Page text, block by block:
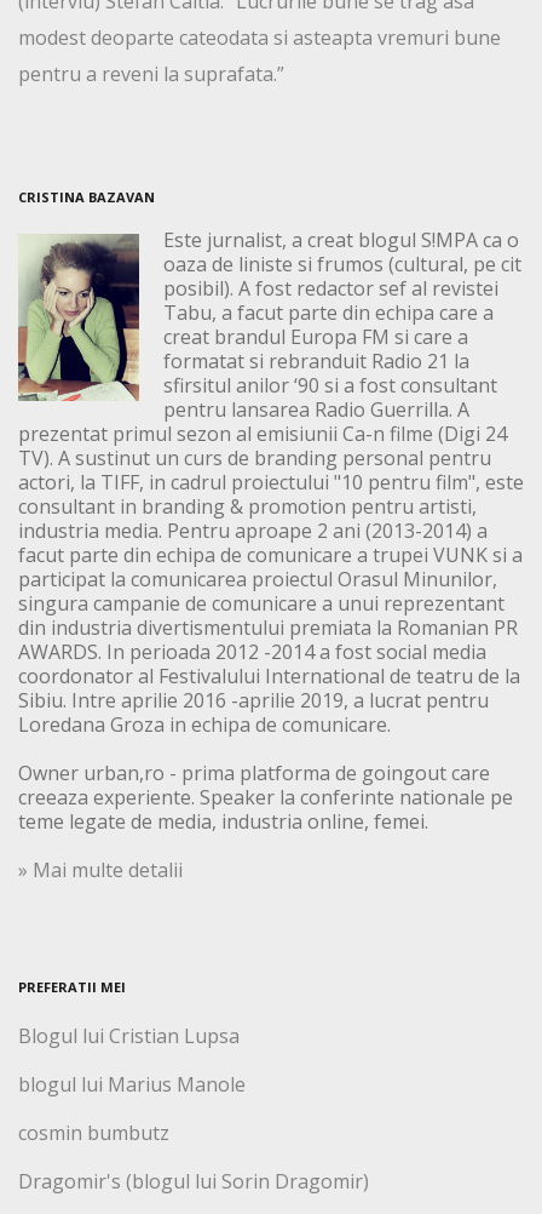
modest deoparte cateodata si asteapta vremuri bune
pentru a reveni la suprafata.”
CRISTINA BAZAVAN
Este jurnalist, a creat blogul S!MPA ca o
oaza de liniste si frumos (cultural, pe cit
posibil). A fost redactor sef al revistei
Tabu, a facut parte din echipa care a
creat brandul Europa FM si care a
formatat si rebranduit Radio 21 la
sfirsitul anilor ‘90 si a fost consultant
pentru lansarea Radio Guerrilla. A
prezentat primul sezon al emisiunii Ca-n filme (Digi 24
TV). A sustinut un curs de branding personal pentru
actori, la TIFF, in cadrul proiectului "10 pentru film", este
consultant in branding & promotion pentru artisti,
industria media. Pentru aproape 2 ani (2013-2014) a
facut parte din echipa de comunicare a trupei VUNK si a
participat la comunicarea proiectul Orasul Minunilor,
singura campanie de comunicare a unui reprezentant
din industria divertismentului premiata la Romanian PR
AWARDS. In perioada 2012 -2014 a fost social media
coordonator al Festivalului International de teatru de la
Sibiu. Intre aprilie 2016 -aprilie 2019, a lucrat pentru
Loredana Groza in echipa de comunicare.
Owner urban,ro - prima platforma de goingout care
creeaza experiente. Speaker la conferinte nationale pe
teme legate de media, industria online, femei.
» Mai multe detalii
PREFERATII MEI
Blogul lui Cristian Lupsa
blogul lui Marius Manole
cosmin bumbutz
Dragomir's (blogul lui Sorin Dragomir)